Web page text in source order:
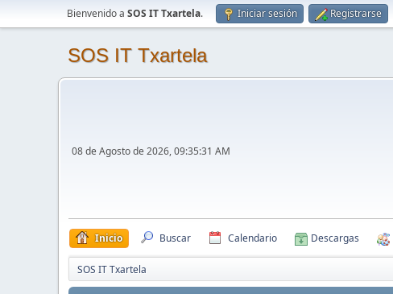
Bienvenido a SOS IT Txartela. Iniciar sesión Registrarse
SOS IT Txartela
08 de Agosto de 2026, 09:35:31 AM
Inicio Buscar Calendario Descargas
SOS IT Txartela